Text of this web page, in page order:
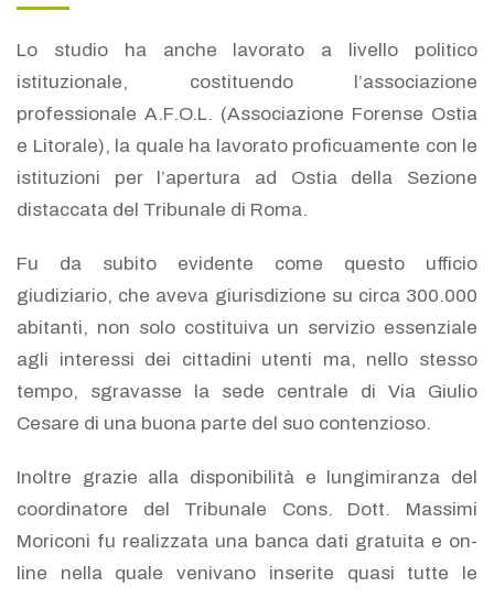
Lo studio ha anche lavorato a livello politico
istituzionale, costituendo l’associazione
professionale A.F.O.L. (Associazione Forense Ostia
e Litorale), la quale ha lavorato proficuamente con le
istituzioni per l’apertura ad Ostia della Sezione
distaccata del Tribunale di Roma.
Fu da subito evidente come questo ufficio
giudiziario, che aveva giurisdizione su circa 300.000
abitanti, non solo costituiva un servizio essenziale
agli interessi dei cittadini utenti ma, nello stesso
tempo, sgravasse la sede centrale di Via Giulio
Cesare di una buona parte del suo contenzioso.
Inoltre grazie alla disponibilità e lungimiranza del
coordinatore del Tribunale Cons. Dott. Massimi
Moriconi fu realizzata una banca dati gratuita e on-
line nella quale venivano inserite quasi tutte le